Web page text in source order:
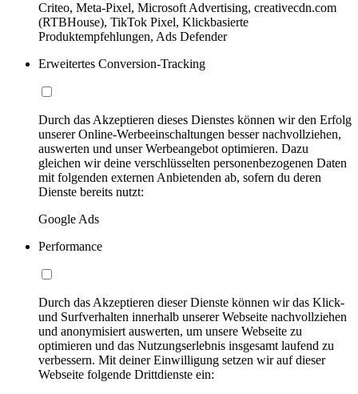
Criteo, Meta-Pixel, Microsoft Advertising, creativecdn.com
(RTBHouse), TikTok Pixel, Klickbasierte
Produktempfehlungen, Ads Defender
Erweitertes Conversion-Tracking
Durch das Akzeptieren dieses Dienstes können wir den Erfolg
unserer Online-Werbeeinschaltungen besser nachvollziehen,
auswerten und unser Werbeangebot optimieren. Dazu
gleichen wir deine verschlüsselten personenbezogenen Daten
mit folgenden externen Anbietenden ab, sofern du deren
Dienste bereits nutzt:
Google Ads
Performance
Durch das Akzeptieren dieser Dienste können wir das Klick-
und Surfverhalten innerhalb unserer Webseite nachvollziehen
und anonymisiert auswerten, um unsere Webseite zu
optimieren und das Nutzungserlebnis insgesamt laufend zu
verbessern. Mit deiner Einwilligung setzen wir auf dieser
Webseite folgende Drittdienste ein: